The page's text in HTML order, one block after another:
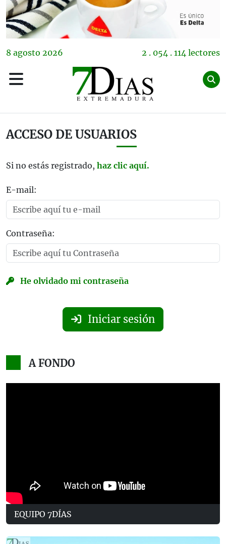
8 agosto 2026 2 . 054 . 114 lectores
ACCESO DE USUARIOS
Si no estás registrado, haz clic aquí.
E-mail:
Contraseña:
He olvidado mi contraseña
Iniciar sesión
A FONDO
EQUIPO 7DÍAS